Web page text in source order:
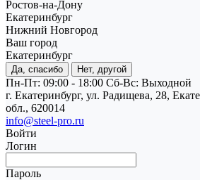
Ростов-на-Дону
Екатеринбург
Нижний Новгород
Ваш город
Екатеринбург
Да, спасибо Нет, другой
Пн-Пт: 09:00 - 18:00 Cб-Вс: Выходной
г. Екатеринбург, ул. Радищева, 28,
обл., 620014
info@steel-pro.ru
Войти
Логин
Пароль